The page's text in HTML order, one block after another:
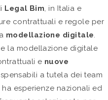
Legal Bim, in Italia e
contrattuali e regole per
modellazione digitale.
e la modellazione digitale
e nuove
a tutela dei team
esperienze nazionali ed